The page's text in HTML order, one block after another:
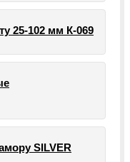
25-102 мм К-069
SILVER